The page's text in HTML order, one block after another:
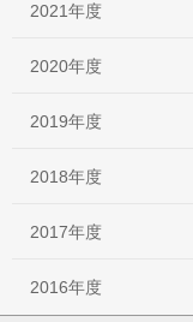
2021年度
2020年度
2019年度
2018年度
2017年度
2016年度